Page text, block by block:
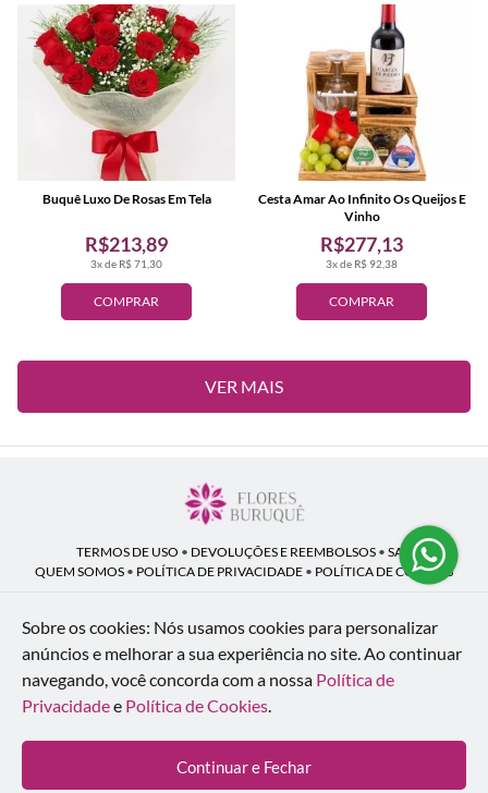
COMPRAR
3x de R$ 71,30
R$213,89
Buquê Luxo De Rosas Em Tela
COMPRAR
3x de R$ 92,38
R$277,13
Cesta Amar Ao Infinito Os Queijos E
Vinho
VER MAIS
TERMOS DE USO • DEVOLUÇÕES E REEMBOLSOS • SAC
QUEM SOMOS • POLÍTICA DE PRIVACIDADE • POLÍTICA DE COOKIES
Flores Buruquê | CNPJ: 53.136.758/0001-18
Rua Coronel João Guilherme Guimarães, 1640 - Bom Retiro - Curitiba - PR -
80520-280
WhatsApp: (41) 98154-876| Telefone: (41) 9 9815-4876
© 2024-2026 - Todos os direitos reservados - Desenvolvido por
Inteligentes
Sobre os cookies: Nós usamos cookies para personalizar
anúncios e melhorar a sua experiência no site.Ao continuar
navegando, você concorda com a nossa Política de
Privacidadee Política de Cookies.
Continuar e Fechar